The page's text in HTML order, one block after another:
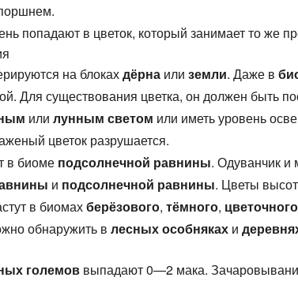
попадают в цветок, который занимает то же
на блокахдёрна или земли. Даже в
Для существования цветка, он должен быть
или лунным светом или иметь уровень
цветок разрушается.
в биоме подсолнечной равнины. Одуванчик и
и подсолнечной равнины. Цветы
в биомахберёзового, тёмного, цветочного
обнаружить в лесных особняках и
големов выпадают 0—2 мака.